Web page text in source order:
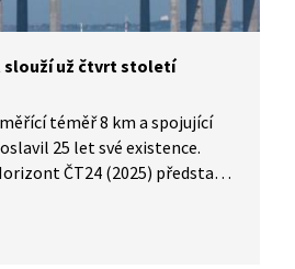
slouží už čtvrt století
téměř 8 km a spojující
25 let své existence.
ČT24 (2025) představí
díla oběma zemím.